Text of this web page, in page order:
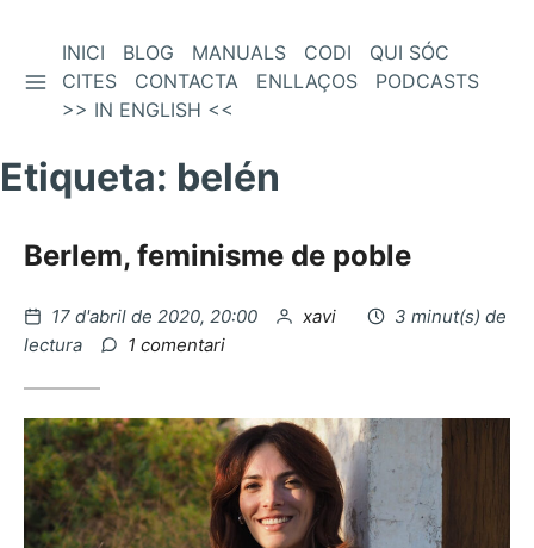
contingut
BARRA LATERAL
INICI BLOG MANUALS CODI
QUI SÓC
CITES
CONTACTA ENLLAÇOS
PODCASTS
>> IN ENGLISH <<
Etiqueta: belén
Berlem, feminisme de poble
Publicat
el
17 d'abril de 2020, 20:00 per
xavi
3 minut(s) de
lectura
1 comentaria
de
poble